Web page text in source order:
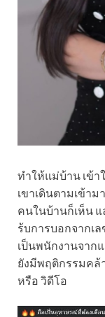
ทำให้แม่บ้าน เข้า
เขาเดินตามเข้า
คนในบ้านก็เห็น
ร้บการบอกจากเ
เป็นพนักงานจาก
ยังมีพฤติกรรมค
หรือ วิดีโอ